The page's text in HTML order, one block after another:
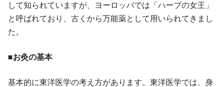
して知られていますが、ヨーロッパでは「ハーブの女王」
と呼ばれており、古くから万能薬として用いられてきまし
た。
■お灸の基本
基本的に東洋医学の考え方があります。東洋医学では、身